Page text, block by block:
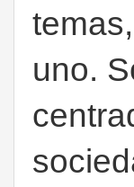
uno.